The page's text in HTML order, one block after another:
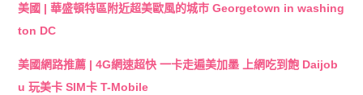
美國 | 華盛頓特區附近超美歐風的城市 Georgetown in washing
ton DC
美國網路推薦 | 4G網速超快 一卡走遍美加墨 上網吃到飽 Daijob
u 玩美卡 SIM卡 T-Mobile